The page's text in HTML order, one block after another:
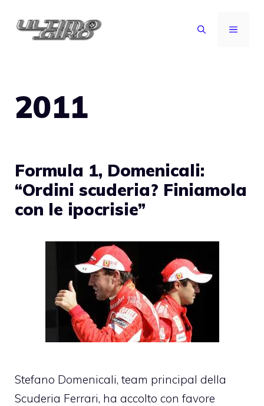
MENU
2011
Formula 1, Domenicali:
“Ordini scuderia? Finiamola
con le ipocrisie”
Stefano Domenicali, team principal della
Scuderia Ferrari, ha accolto con favore